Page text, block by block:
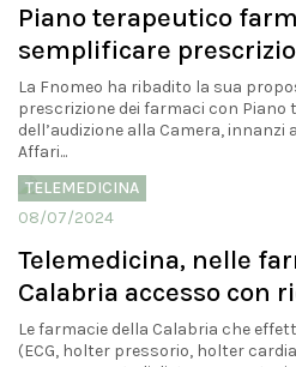
Piano terapeutico
semplificare
La Fnomeo ha ribadito la sua
prescrizione dei farmaci con Piano
dell’audizione alla Camera,
Affari...
TELEMEDICINA
08/07/2024
Telemedicina, nelle
Calabria accesso con
Le farmacie della Calabria che
(ECG, holter pressorio, holter